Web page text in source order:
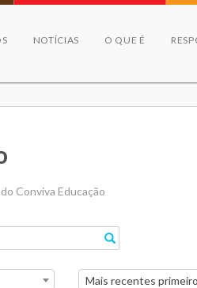
NOTÍCIAS O QUE É
Conviva Educação
Mais recentes primeiro